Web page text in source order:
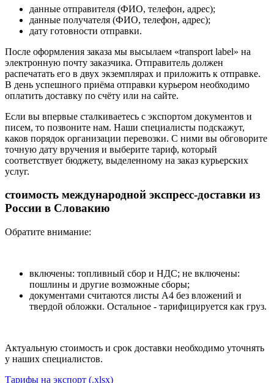
данные отправителя (ФИО, телефон, адрес);
данные получателя (ФИО, телефон, адрес);
дату готовности отправки.
После оформления заказа мы высылаем «transport label» на
электронную почту заказчика. Отправитель должен
распечатать его в двух экземплярах и приложить к отправке.
В день успешного приёма отправки курьером необходимо
оплатить доставку по счёту или на сайте.
Если вы впервые сталкиваетесь с экспортом документов и
писем, то позвоните нам. Наши специалисты подскажут,
каков порядок организации перевозки. С ними вы обговорите
точную дату вручения и выберите тариф, который
соответствует бюджету, выделенному на заказ курьерских
услуг.
стоимость международной экспресс-доставки из
России в Словакию
Обратите внимание:
включены: топливный сбор и НДС; не включены:
пошлины и другие возможные сборы;
документами считаются листы А4 без вложений и
твердой обложки. Остальное - тарифицируется как груз.
Актуальную стоимость и срок доставки необходимо уточнять
у наших специалистов.
Тарифы на экспорт (.xlsx)